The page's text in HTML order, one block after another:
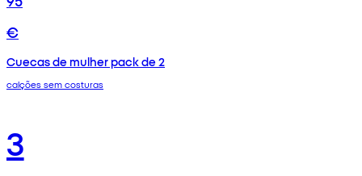
€
Cuecas de mulher pack de 2
calções sem costuras
3